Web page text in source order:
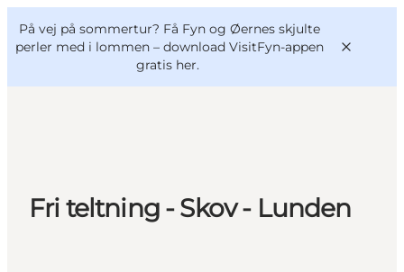
På vej på sommertur? Få Fyn og Øernes skjulte
perler med i lommen – download VisitFyn-appen
gratis her.
Oplevelser
Outdoor
VisitFyn
Deutsch
Fri teltning - Skov - Lunden